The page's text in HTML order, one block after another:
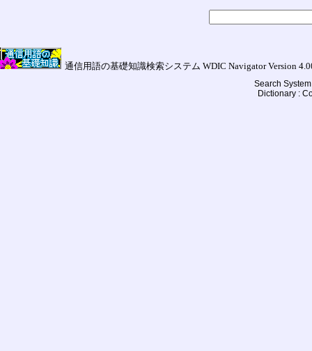
通信用語の基礎知識検索システム WDIC Navigator Version
Search
Dictionary :